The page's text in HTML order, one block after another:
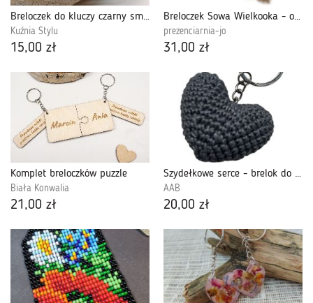
Breloczek do kluczy czarny smok prezent mikołajki
Kuźnia Stylu
15,00 zł
Breloczek Sowa Wielkooka - oranż wściekły
prezenciarnia-jo
31,00 zł
Komplet breloczków puzzle
Biała Konwalia
21,00 zł
Szydełkowe serce - brelok do kluczy grafitowy (425735)
AAB
20,00 zł